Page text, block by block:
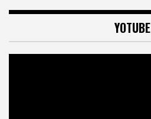
YOTUBE